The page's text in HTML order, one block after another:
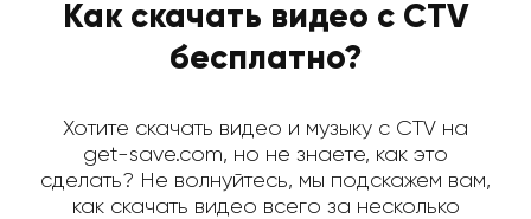
Как скачать видео с CTV
бесплатно?
Хотите скачать видео и музыку с CTV на
get-save.com, но не знаете, как это
сделать? Не волнуйтесь, мы подскажем вам,
как скачать видео всего за несколько